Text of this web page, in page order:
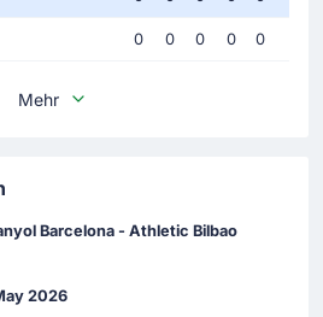
0 0 0 0 0
Mehr
Barcelona - Athletic Bilbao
2026